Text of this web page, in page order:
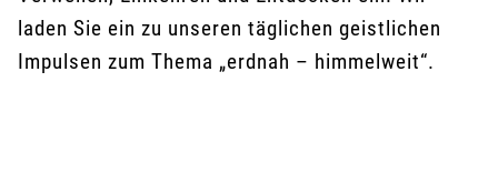
laden Sie ein zu unseren täglichen geistlichen
Impulsen zum Thema „erdnah – himmelweit“.